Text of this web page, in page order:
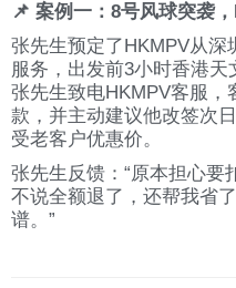
📌 案例一：8号风球突袭
张先生预定了HKMPV从
服务，出发前3小时香港天
张先生致电HKMPV客服，
款，并主动建议他改签次
受老客户优惠价。
张先生反馈：“原本担心要
不说全额退了，还帮我省
谱。”